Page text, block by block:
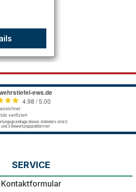
SERVICE
Kontaktformular